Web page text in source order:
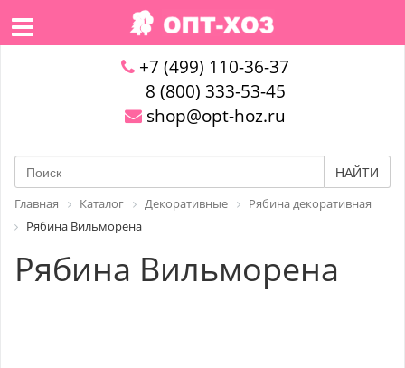
+7 (499) 110-36-37
8 (800) 333-53-45
shop@opt-hoz.ru
НАЙТИ
Главная Каталог Декоративные
Рябина декоративная
Рябина Вильморена
Рябина Вильморена